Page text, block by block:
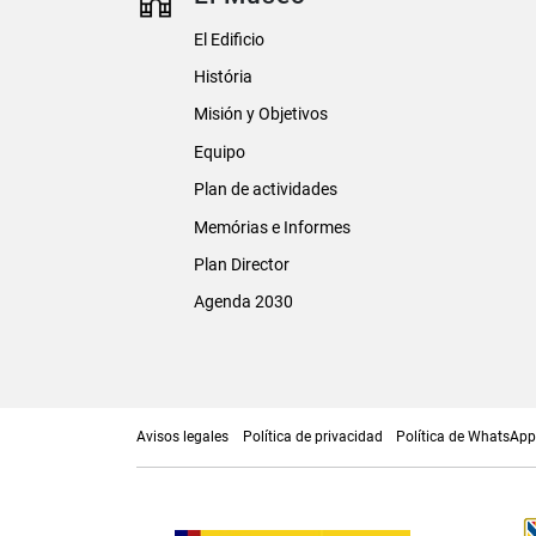
El Edificio
História
Misión y Objetivos
Equipo
Plan de actividades
Memórias e Informes
Plan Director
Agenda 2030
Avisos legales Política de privacidad Política de WhatsApp